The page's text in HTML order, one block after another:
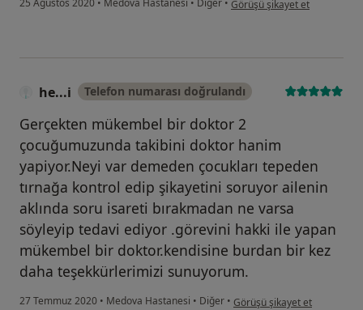
Görüşü şikayet et
he...i Telefon numarası doğrulandı
Gerçekten mükembel bir doktor 2
çocuğumuzunda takibini doktor hanim
yapiyor.Neyi var demeden çocukları tepeden
tırnağa kontrol edip şikayetini soruyor ailenin
aklında soru isareti bırakmadan ne varsa
söyleyip tedavi ediyor .görevini hakki ile yapan
mükembel bir doktor.kendisine burdan bir kez
daha teşekkürlerimizi sunuyorum.
27 Temmuz 2020 • Medova Hastanesi • Diğer • kullanıcının görüşüne göre
Görüşü şikayet et